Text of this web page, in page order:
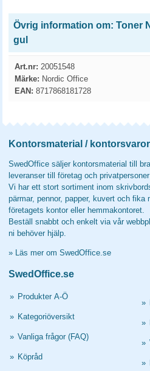
Övrig information om: Toner
gul
Art.nr: 20051548
Märke: Nordic Office
EAN: 8717868181728
Kontorsmaterial /
SwedOffice säljer kontorsmaterial till
leveranser till företag och
Vi har ett stort sortiment inom
pärmar, pennor, papper, kuvert och fika
företagets kontor eller hemmakontoret.
Beställ snabbt och enkelt via vår
ni behöver hjälp.
» Läs mer om SwedOffice.se
SwedOffice.se
» Produkter A-Ö
» Kategoriöversikt
» Vanliga frågor (FAQ)
» Köpråd
»
»
»
»